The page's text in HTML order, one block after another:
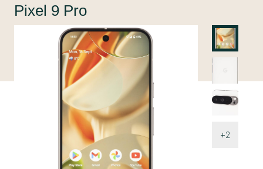
+2
Pixel 9 Pro